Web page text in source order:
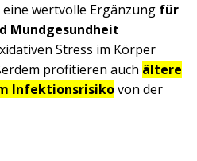
wertvolle Ergänzung für
Mundgesundheit
Stress im Körper
profitieren auch ältere
Infektionsrisikovon der